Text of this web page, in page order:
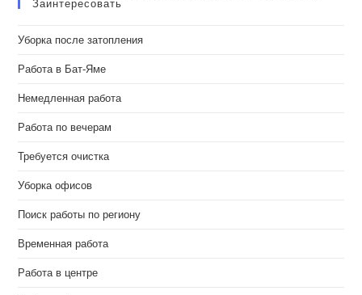
Заинтересовать
Уборка после затопления
Работа в Бат-Яме
Немедленная работа
Работа по вечерам
Требуется очистка
Уборка офисов
Поиск работы по региону
Временная работа
Работа в центре